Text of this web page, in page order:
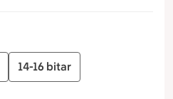
14-16 bitar